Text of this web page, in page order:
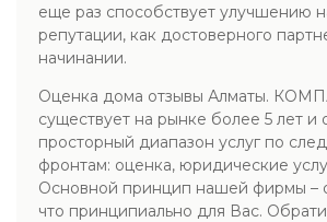
еще раз способствует улучшению
репутации, как достоверного
начинании.
Оценка дома отзывы Алматы.
существует на рынке более 5 лет и
просторный диапазон услуг по
фронтам: оценка, юридические
Основной принцип нашей фирмы –
что принципиально для Вас.